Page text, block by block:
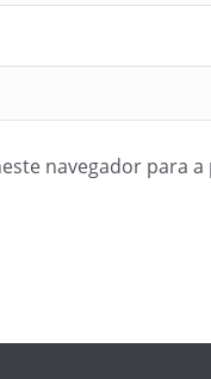
navegador para